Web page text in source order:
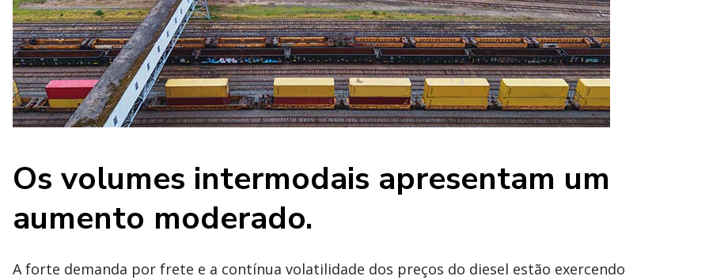
Os volumes intermodais apresentam um
aumento moderado.
A forte demanda por frete e a contínua volatilidade dos preços do diesel estão exercendo